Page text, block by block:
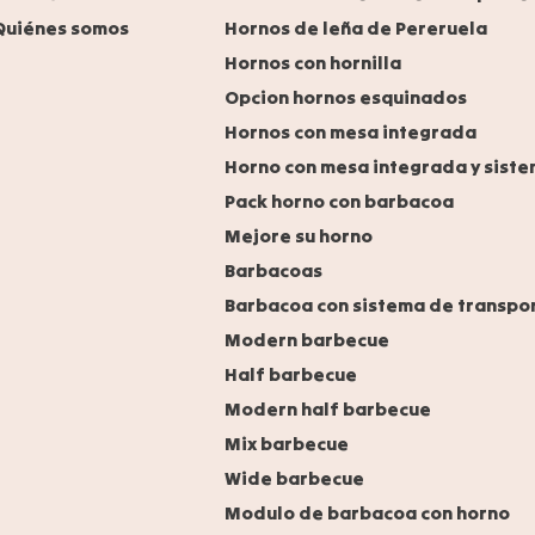
somos
Hornos de leña de Pereruela
Hornos con hornilla
Opcion hornos esquinados
Hornos con mesa integrada
Horno con mesa integrada y
Pack horno con barbacoa
Mejore su horno
Barbacoas
Barbacoa con sistema de
Modern barbecue
Half barbecue
Modern half barbecue
Mix barbecue
Wide barbecue
Modulo de barbacoa con horno